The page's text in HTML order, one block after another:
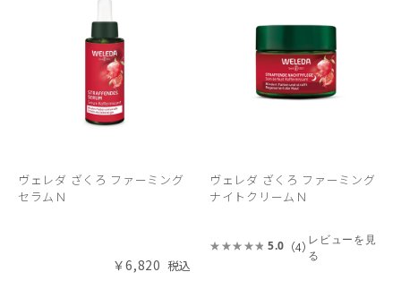
ヴェレダ ざくろ ファーミング
セラムＮ
￥6,820
ヴェレダ ざくろ ファーミング
ナイトクリームＮ
5.0 （4） レビューを見
る